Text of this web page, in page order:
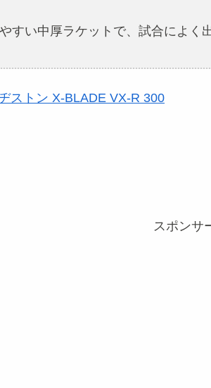
すい中厚ラケットで、試合によく
ストン X-BLADE VX-R 300
スポンサ